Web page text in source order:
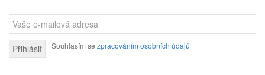
Přihlásit Souhlasím se zpracováním osobních údajů